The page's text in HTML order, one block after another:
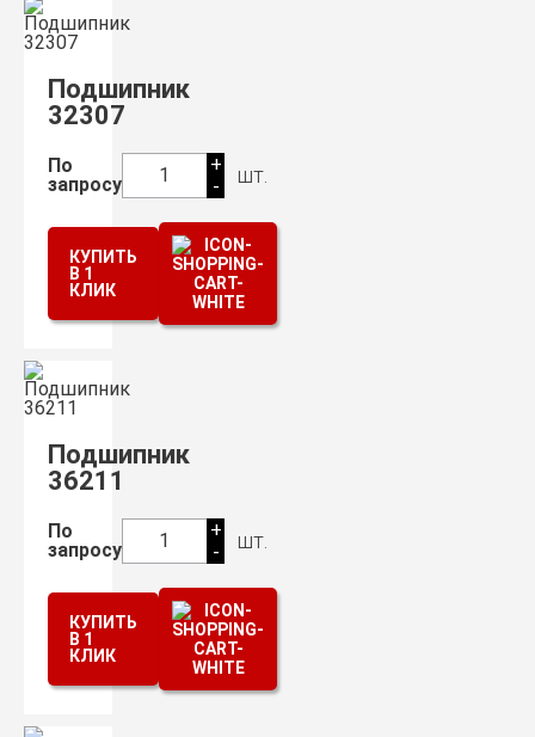
Подшипник
32307
По
запросу
1
+
-
шт.
КУПИТЬ
В 1
КЛИК
Подшипник
36211
По
запросу
1
+
-
шт.
КУПИТЬ
В 1
КЛИК